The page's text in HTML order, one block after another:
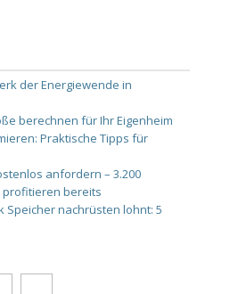
der Energiewende in
berechnen für Ihr Eigenheim
Praktische Tipps für
anfordern – 3.200
profitieren bereits
Speicher nachrüsten lohnt: 5